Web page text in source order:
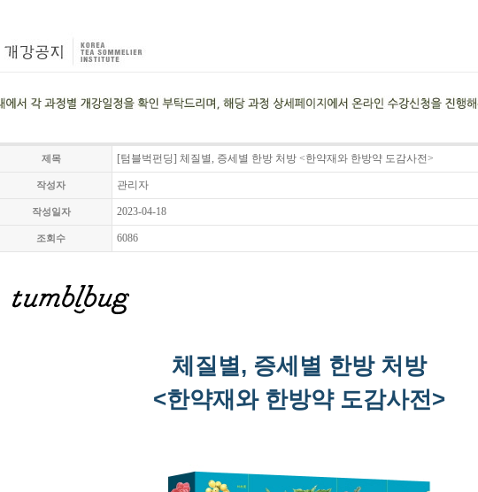
제목 [텀블벅펀딩] 체질별, 증세별 한방 처방 <한약재와 한방약 도감사전>
작성자 관리자
작성일자 2023-04-18
조회수 6086
체질별, 증세별 한방 처방
<한약재와 한방약 도감사전>